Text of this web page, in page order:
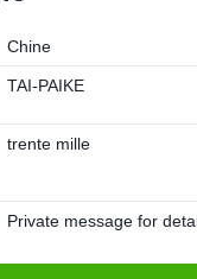
Chine
TAI-PAIKE
trente mille
Private message for